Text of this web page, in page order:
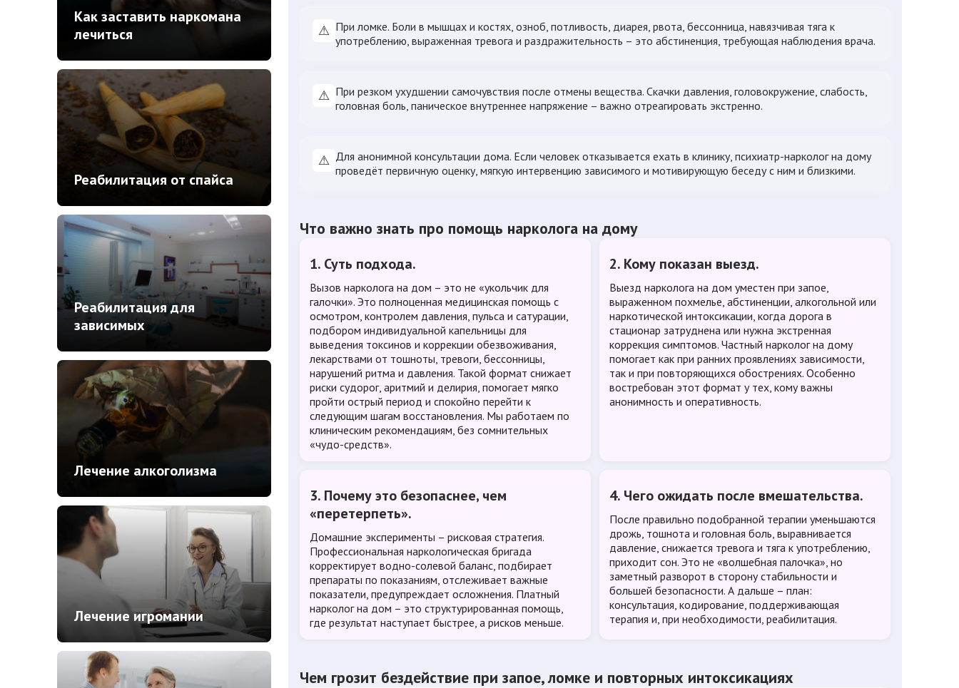
Как заставить наркомана
лечиться
Реабилитация от спайса
Реабилитация для
зависимых
Лечение алкоголизма
Лечение игромании
⚠ При ломке. Боли в мышцах и костях, озноб, потливость, диарея, рвота, бессонница, навязчивая тяга к
употреблению, выраженная тревога и раздражительность – это абстиненция, требующая наблюдения врача.
⚠ При резком ухудшении самочувствия после отмены вещества. Скачки давления, головокружение, слабость,
головная боль, паническое внутреннее напряжение – важно отреагировать экстренно.
⚠ Для анонимной консультации дома. Если человек отказывается ехать в клинику, психиатр-нарколог на дому
проведёт первичную оценку, мягкую интервенцию зависимого и мотивирующую беседу с ним и близкими.
Что важно знать про помощь нарколога на дому
1. Суть подхода.
Вызов нарколога на дом – это не «укольчик для
галочки». Это полноценная медицинская помощь с
осмотром, контролем давления, пульса и сатурации,
подбором индивидуальной капельницы для
выведения токсинов и коррекции обезвоживания,
лекарствами от тошноты, тревоги, бессонницы,
нарушений ритма и давления. Такой формат снижает
риски судорог, аритмий и делирия, помогает мягко
пройти острый период и спокойно перейти к
следующим шагам восстановления. Мы работаем по
клиническим рекомендациям, без сомнительных
«чудо-средств».
2. Кому показан выезд.
Выезд нарколога на дом уместен при запое,
выраженном похмелье, абстиненции, алкогольной или
наркотической интоксикации, когда дорога в
стационар затруднена или нужна экстренная
коррекция симптомов. Частный нарколог на дому
помогает как при ранних проявлениях зависимости,
так и при повторяющихся обострениях. Особенно
востребован этот формат у тех, кому важны
анонимность и оперативность.
3. Почему это безопаснее, чем
«перетерпеть».
Домашние эксперименты – рисковая стратегия.
Профессиональная наркологическая бригада
корректирует водно-солевой баланс, подбирает
препараты по показаниям, отслеживает важные
показатели, предупреждает осложнения. Платный
нарколог на дом – это структурированная помощь,
где результат наступает быстрее, а рисков меньше.
4. Чего ожидать после вмешательства.
После правильно подобранной терапии уменьшаются
дрожь, тошнота и головная боль, выравнивается
давление, снижается тревога и тяга к употреблению,
приходит сон. Это не «волшебная палочка», но
заметный разворот в сторону стабильности и
большей безопасности. А дальше – план:
консультация, кодирование, поддерживающая
терапия и, при необходимости, реабилитация.
Чем грозит бездействие при запое, ломке и повторных интоксикациях